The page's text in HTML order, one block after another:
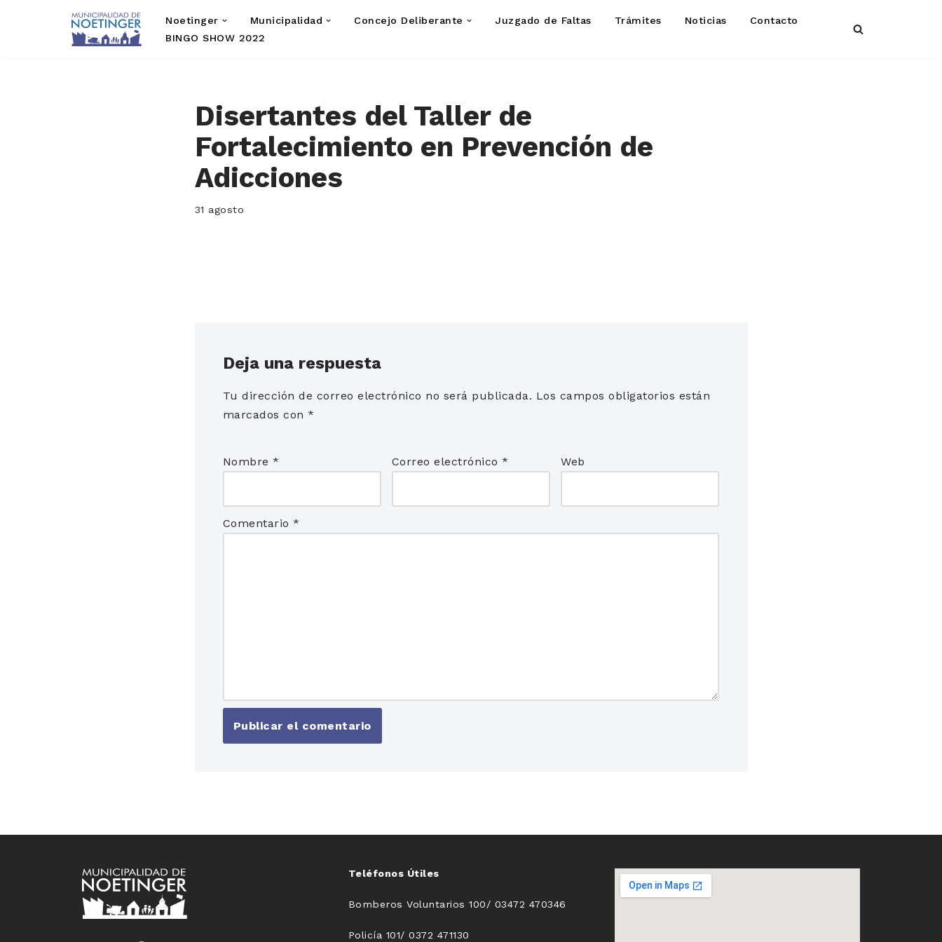
Noetinger Municipalidad Concejo Deliberante Juzgado de Faltas Trámites Noticias
Contacto
BINGO SHOW 2022
Disertantes del Taller de
Fortalecimiento en Prevención de
Adicciones
31 agosto
Deja una respuesta
Tu dirección de correo electrónico no será publicada. Los campos obligatorios están
marcados con *
Nombre * Correo electrónico* Web
Comentario *
Teléfonos Útiles
Bomberos Voluntarios 100/ 03472 470346
Policía 101/ 0372 471130